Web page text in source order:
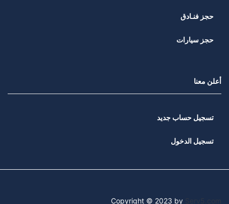
حجز فنـادق
حجز سيارات
أعلن معنا
تسجيل حساب جديد
تسجيل الدخول
Copyright © 2023 by